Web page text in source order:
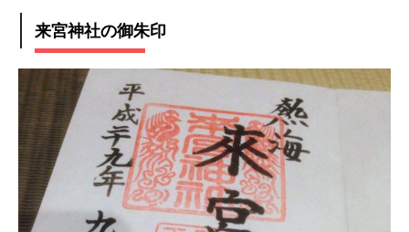
来宮神社の御朱印